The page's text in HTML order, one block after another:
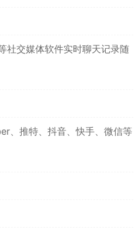
社交媒体软件实时聊天记录随
、推特、抖音、快手、微信等